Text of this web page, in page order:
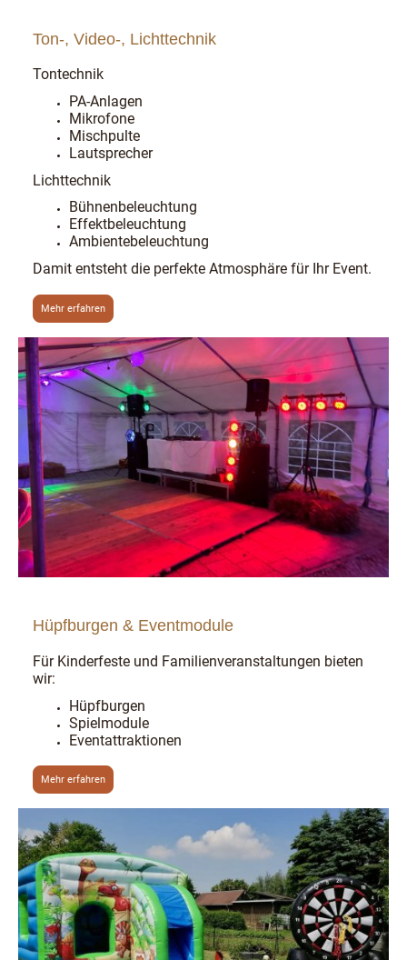
Ton-, Video-, Lichttechnik
Tontechnik
PA-Anlagen
Mikrofone
Mischpulte
Lautsprecher
Lichttechnik
Bühnenbeleuchtung
Effektbeleuchtung
Ambientebeleuchtung
Damit entsteht die perfekte Atmosphäre für Ihr Event.
Mehr erfahren
Hüpfburgen & Eventmodule
Für Kinderfeste und Familienveranstaltungen bieten
wir:
Hüpfburgen
Spielmodule
Eventattraktionen
Mehr erfahren